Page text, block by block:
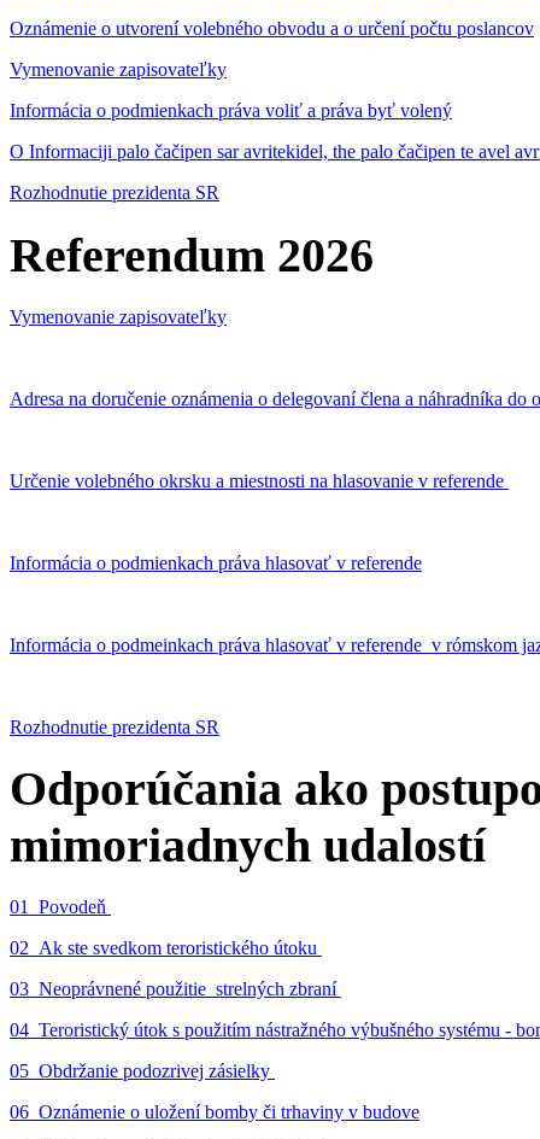
Oznámenie o utvorení volebného obvodu a o určení počtu poslancov
Vymenovanie zapisovateľky
Informácia o podmienkach práva voliť a práva byť volený
O Informaciji palo čačipen sar avritekidel, the palo čačipen te avel
Rozhodnutie prezidenta SR
Referendum 2026
Vymenovanie zapisovateľky
Adresa na doručenie oznámenia o delegovaní člena a náhradníka
Určenie volebného okrsku a miestnosti na hlasovanie v referende
Informácia o podmienkach práva hlasovať v referende
Informácia o podmeinkach práva hlasovať v referende v rómskom
Rozhodnutie prezidenta SR
Odporúčania ako
mimoriadnych udalostí
01_Povodeň
02_Ak ste svedkom teroristického útoku
03_Neoprávnené použitie strelných zbraní
04_Teroristický útok s použitím nástražného výbušného systému -
05_Obdržanie podozrivej zásielky
06_Oznámenie o uložení bomby či trhaviny v budove